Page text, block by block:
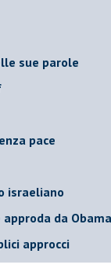
sue parole
pace
israeliano
da Obama
approcci